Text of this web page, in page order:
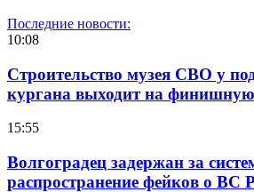
Последние новости:
10:08
Строительство музея СВО у
кургана выходит на
15:55
Волгоградец задержан за
распространение фейков о ВС